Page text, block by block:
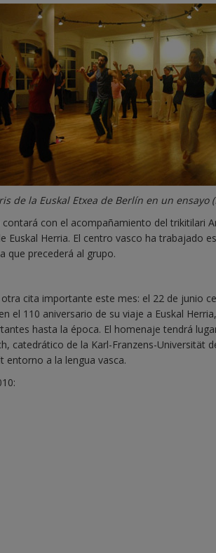
de la Euskal Etxea de Berlín en un ensayo
con el acompañamiento del trikitilari
Euskal Herria. El centro vasco ha trabajado
que precederá al grupo.
cita importante este mes: el 22 de junio
el 110 aniversario de su viaje a Euskal
hasta la época. El homenaje tendrá
catedrático de la Karl-Franzens-Universität
entorno a la lengua vasca.